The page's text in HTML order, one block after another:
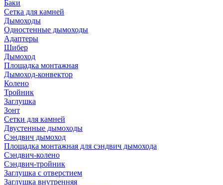
Баки
Сетка для камней
Дымоходы
Одностенные дымоходы
Адаптеры
Шибер
Дымоход
Площадка монтажная
Дымоход-конвектор
Колено
Тройник
Заглушка
Зонт
Сетки для камней
Двустенные дымоходы
Сэндвич дымоход
Площадка монтажная для сэндвич дымохода
Сэндвич-колено
Сэндвич-тройник
Заглушка с отверстием
Заглушка внутренняя